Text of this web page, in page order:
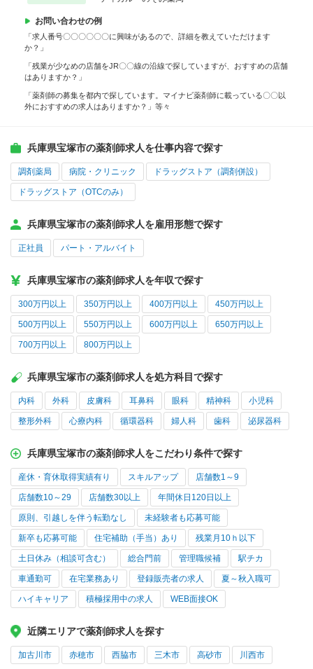
お問い合わせの例
「求人番号〇〇〇〇〇〇に興味があるので、詳細を教えていただけます
か？」
「残業が少なめの店舗をJR〇〇線の沿線で探していますが、おすすめの店舗
はありますか？」
「薬剤師の募集を都内で探しています。マイナビ薬剤師に載っている〇〇以
外におすすめの求人はありますか？」等々
兵庫県宝塚市の薬剤師求人を仕事内容で探す
調剤薬局 病院・クリニック ドラッグストア（調剤併設）
ドラッグストア（OTCのみ）
兵庫県宝塚市の薬剤師求人を雇用形態で探す
正社員 パート・アルバイト
兵庫県宝塚市の薬剤師求人を年収で探す
300万円以上 350万円以上 400万円以上 450万円以上
500万円以上 550万円以上 600万円以上 650万円以上
700万円以上 800万円以上
兵庫県宝塚市の薬剤師求人を処方科目で探す
内科 外科 皮膚科 耳鼻科 眼科 精神科 小児科
整形外科 心療内科 循環器科 婦人科 歯科 泌尿器科
兵庫県宝塚市の薬剤師求人をこだわり条件で探す
産休・育休取得実績有り スキルアップ 店舗数1～9
店舗数10～29 店舗数30以上 年間休日120日以上
原則、引越しを伴う転勤なし 未経験者も応募可能
新卒も応募可能 住宅補助（手当）あり 残業月10ｈ以下
土日休み（相談可含む） 総合門前 管理職候補 駅チカ
車通勤可 在宅業務あり 登録販売者の求人 夏～秋入職可
ハイキャリア 積極採用中の求人 WEB面接OK
近隣エリアで薬剤師求人を探す
加古川市 赤穂市 西脇市 三木市 高砂市 川西市